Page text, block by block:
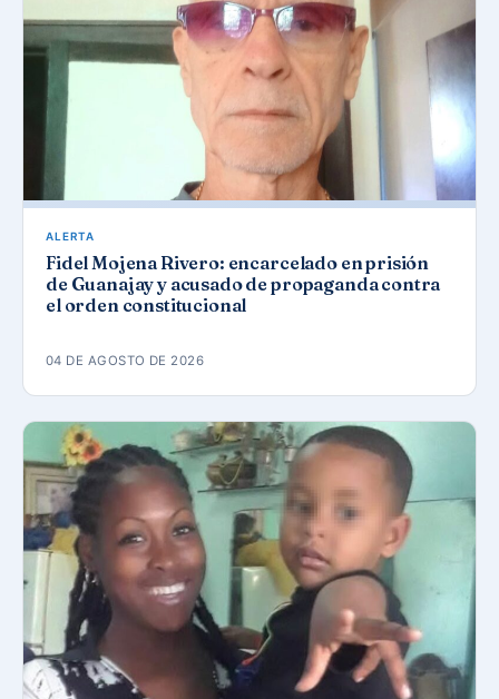
ALERTA
Fidel Mojena Rivero: encarcelado en prisión
de Guanajay y acusado de propaganda contra
el orden constitucional
04 DE AGOSTO DE 2026